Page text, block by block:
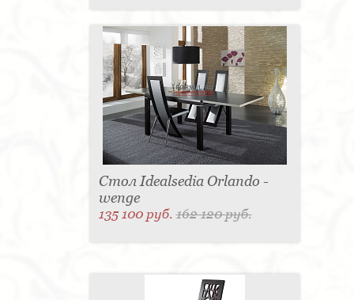
Стол Idealsedia Orlando -
wenge
135 100 руб.162 120 руб.